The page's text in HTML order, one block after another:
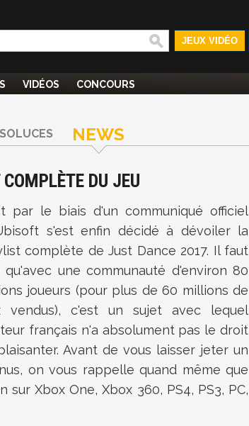
JEUX VIDÉO
VIDÉOS CONCOURS
SOLUCES NEWS
DU JEU
par le biais d'un communiqué officiel
s'est enfin décidé à dévoiler la
complète de Just Dance 2017. Il faut
qu'avec une communauté d'environ 80
joueurs (pour plus de 60 millions de
vendus), c'est un sujet avec lequel
français n'a absolument pas le droit
Avant de vous laisser jeter un
on vous rappelle quand même que
Xbox One, Xbox 360, PS4, PS3, PC,